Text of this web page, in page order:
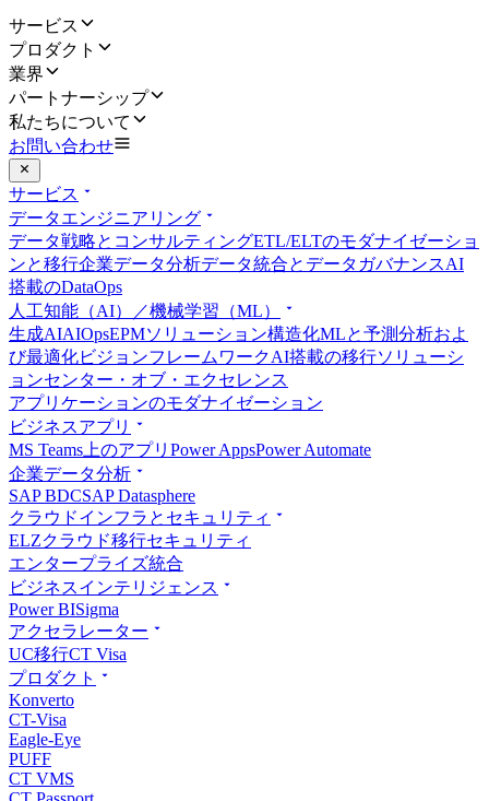
サービス
プロダクト
業界
パートナーシップ
私たちについて
お問い合わせ
サービス
データエンジニアリング
データ戦略とコンサルティングETL/ELTのモダナイゼーショ
ンと移行企業データ分析データ統合とデータガバナンスAI
搭載のDataOps
人工知能（AI）／機械学習（ML）
生成AIAIOpsEPMソリューション構造化MLと予測分析およ
び最適化ビジョンフレームワークAI搭載の移行ソリューシ
ョンセンター・オブ・エクセレンス
アプリケーションのモダナイゼーション
ビジネスアプリ
MS Teams上のアプリ Power AppsPower Automate
企業データ分析
SAP BDCSAP Datasphere
クラウドインフラとセキュリティ
ELZクラウド移行セキュリティ
エンタープライズ統合
ビジネスインテリジェンス
Power BISigma
アクセラレーター
UC移行CT Visa
プロダクト
Konverto
CT-Visa
Eagle-Eye
PUFF
CT VMS